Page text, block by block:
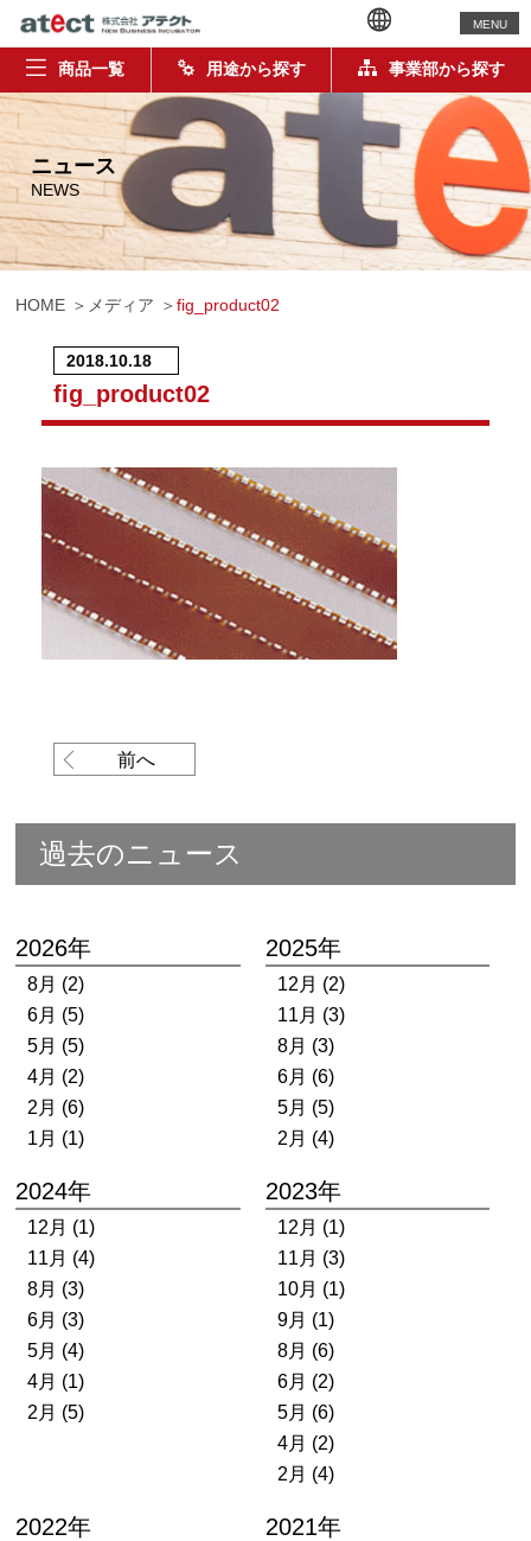
MENU
商品一覧 用途から探す 事業部から探す
ニュース
NEWS
HOME メディア fig_product02
2018.10.18
fig_product02
前へ
過去のニュース
2026年
8月 (2)
6月 (5)
5月 (5)
4月 (2)
2月 (6)
1月 (1)
2025年
12月 (2)
11月 (3)
8月 (3)
6月 (6)
5月 (5)
2月 (4)
2024年
12月 (1)
11月 (4)
8月 (3)
6月 (3)
5月 (4)
4月 (1)
2月 (5)
2023年
12月 (1)
11月 (3)
10月 (1)
9月 (1)
8月 (6)
6月 (2)
5月 (6)
4月 (2)
2月 (4)
2022年 2021年